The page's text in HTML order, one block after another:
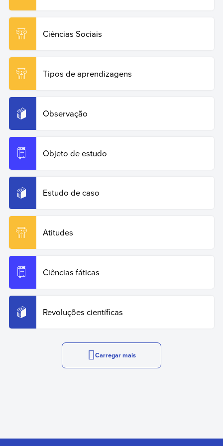
Ciências Sociais
Tipos de aprendizagens
Observação
Objeto de estudo
Estudo de caso
Atitudes
Ciências fáticas
Revoluções científicas
Carregar mais